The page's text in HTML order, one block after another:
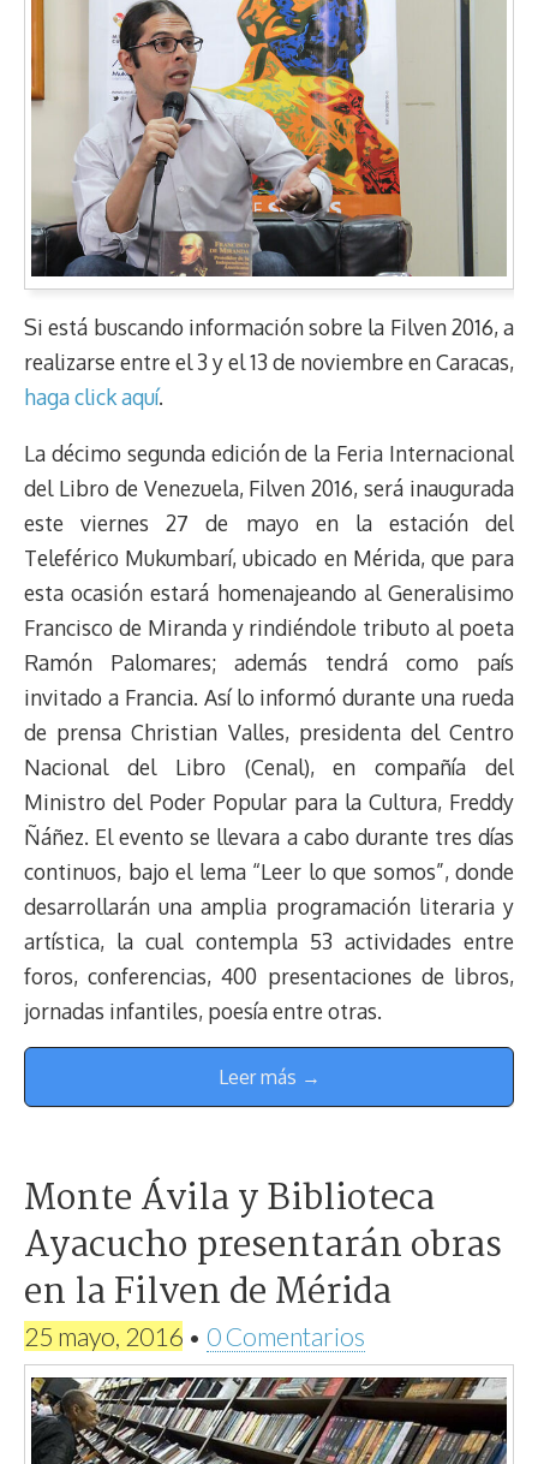
Si está buscando información sobre la Filven 2016, a
realizarse entre el 3 y el 13 de noviembre en Caracas,
haga click aquí.
La décimo segunda edición de la Feria Internacional
del Libro de Venezuela, Filven 2016, será inaugurada
este viernes 27 de mayo en la estación del
Teleférico Mukumbarí, ubicado en Mérida, que para
esta ocasión estará homenajeando al Generalisimo
Francisco de Miranda y rindiéndole tributo al poeta
Ramón Palomares; además tendrá como país
invitado a Francia. Así lo informó durante una rueda
de prensa Christian Valles, presidenta del Centro
Nacional del Libro (Cenal), en compañía del
Ministro del Poder Popular para la Cultura, Freddy
Ñáñez. El evento se llevara a cabo durante tres días
continuos, bajo el lema “Leer lo que somos”, donde
desarrollarán una amplia programación literaria y
artística, la cual contempla 53 actividades entre
foros, conferencias, 400 presentaciones de libros,
jornadas infantiles, poesía entre otras.
Leer más →
Monte Ávila y Biblioteca
Ayacucho presentarán obras
en la Filven de Mérida
25 mayo, 2016 • 0 Comentarios